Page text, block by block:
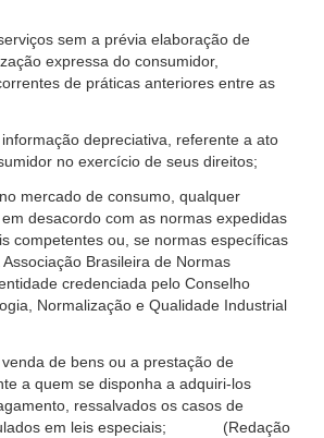
sem a prévia elaboração de
expressa do consumidor,
de práticas anteriores entre as
depreciativa, referente a ato
no exercício de seus direitos;
mercado de consumo, qualquer
desacordo com as normas expedidas
competentes ou, se normas específicas
Brasileira de Normas
credenciada pelo Conselho
Normalização e Qualidade Industrial
de bens ou a prestação de
a quem se disponha a adquiri-los
ressalvados os casos de
em leis especiais; (Redação